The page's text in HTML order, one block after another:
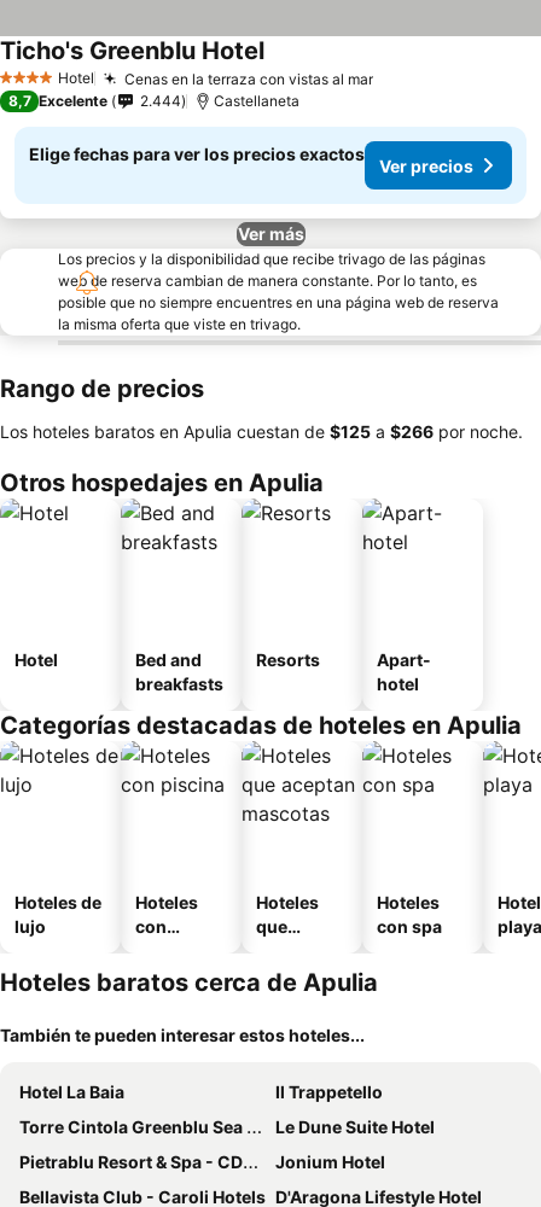
4 EstrellasHotel Cenas en la terraza con vistas al mar
Ticho's Greenblu Hotel
8,7 Excelente 2.444 Castellaneta
Elige fechas para ver los precios exactos
Ver precios
Ver más
Los precios y la disponibilidad que recibe trivago de las páginas
web de reserva cambian de manera constante. Por lo tanto, es
posible que no siempre encuentres en una página web de reserva
la misma oferta que viste en trivago.
Rango de precios
Los hoteles baratos en Apulia cuestan de ‎$125 a ‎$266 por noche.
Otros hospedajes en Apulia
Hotel
Bed and
breakfasts
Resorts
Apart-
hotel
Categorías destacadas de hoteles en Apulia
Hoteles de
lujo
Hoteles
con
Hoteles
que
mascotas
Hoteles
con spa
playa
Hoteles baratos cerca de Apulia
También te pueden interesar estos hoteles...
Hotel La Baia
Il Trappetello
Torre Cintola Greenblu Sea Emotions
Le Dune Suite Hotel
Pietrablu Resort & Spa - CDSHotels
Jonium Hotel
Bellavista Club - Caroli Hotels D'Aragona Lifestyle Hotel